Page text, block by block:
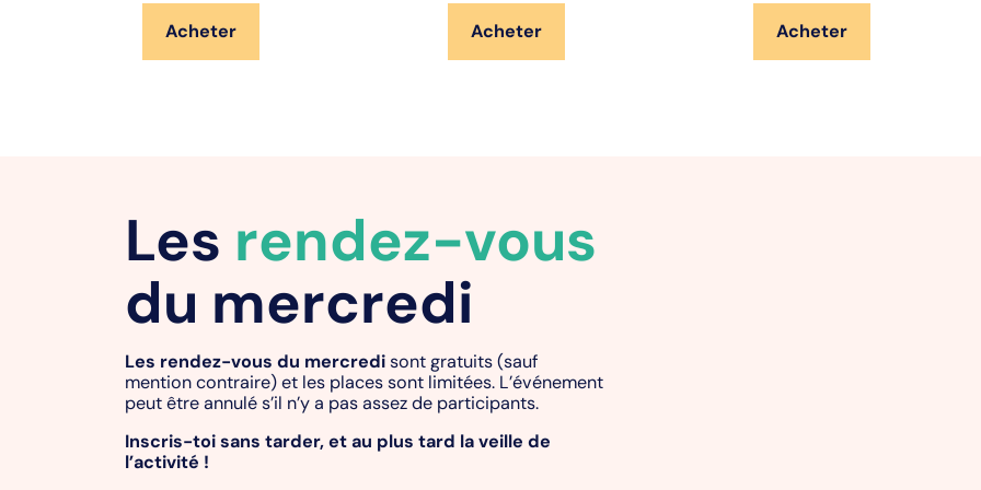
Acheter Acheter Acheter
Les rendez-vous
du mercredi
Les rendez-vous du mercredi sont gratuits (sauf
mention contraire) et les places sont limitées. L’événement
peut être annulé s’il n’y a pas assez de participants.
Inscris-toi sans tarder, et au plus tard la veille de
l’activité !